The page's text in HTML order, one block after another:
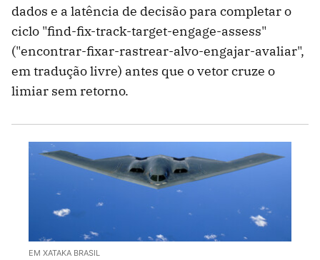
dados e a latência de decisão para completar o
ciclo "find-fix-track-target-engage-assess"
("encontrar-fixar-rastrear-alvo-engajar-avaliar",
em tradução livre) antes que o vetor cruze o
limiar sem retorno.
EM XATAKA BRASIL